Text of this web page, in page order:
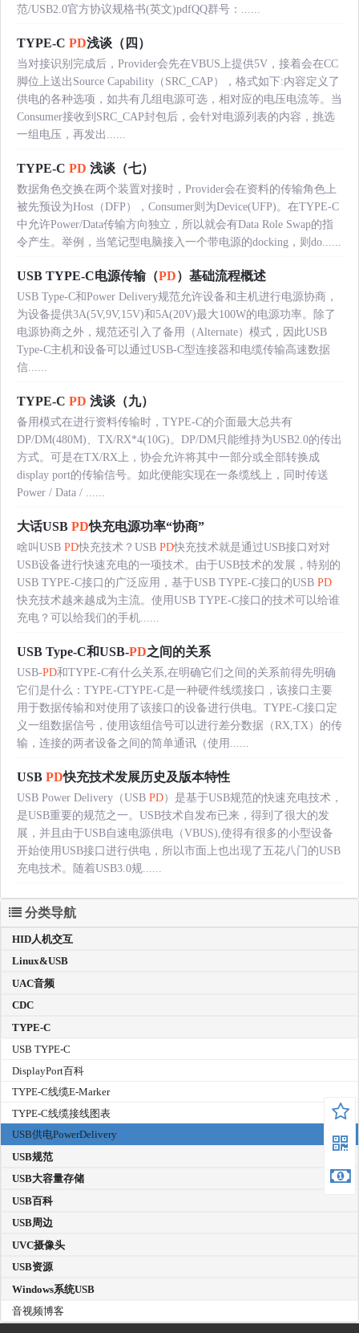
范/USB2.0官方协议规格书(英文)pdfQQ群号：......
TYPE-C PD浅谈（四）
当对接识别完成后，Provider会先在VBUS上提供5V，接着会在CC
脚位上送出Source Capability（SRC_CAP），格式如下:内容定义了
供电的各种选项，如共有几组电源可选，相对应的电压电流等。当
Consumer接收到SRC_CAP封包后，会针对电源列表的内容，挑选
一组电压，再发出......
TYPE-C PD 浅谈（七）
数据角色交换在两个装置对接时，Provider会在资料的传输角色上
被先预设为Host（DFP），Consumer则为Device(UFP)。在TYPE-C
中允许Power/Data传输方向独立，所以就会有Data Role Swap的指
令产生。举例，当笔记型电脑接入一个带电源的docking，则do......
USB TYPE-C电源传输（PD）基础流程概述
USB Type-C和Power Delivery规范允许设备和主机进行电源协商，
为设备提供3A(5V,9V,15V)和5A(20V)最大100W的电源功率。除了
电源协商之外，规范还引入了备用（Alternate）模式，因此USB
Type-C主机和设备可以通过USB-C型连接器和电缆传输高速数据
信......
TYPE-C PD 浅谈（九）
备用模式在进行资料传输时，TYPE-C的介面最大总共有
DP/DM(480M)、TX/RX*4(10G)。DP/DM只能维持为USB2.0的传出
方式。可是在TX/RX上，协会允许将其中一部分或全部转换成
display port的传输信号。如此便能实现在一条缆线上，同时传送
Power / Data / ......
大话USB PD快充电源功率“协商”
啥叫USB PD快充技术？USB PD快充技术就是通过USB接口对对
USB设备进行快速充电的一项技术。由于USB技术的发展，特别的
USB TYPE-C接口的广泛应用，基于USB TYPE-C接口的USB PD
快充技术越来越成为主流。使用USB TYPE-C接口的技术可以给谁
充电？可以给我们的手机......
USB Type-C和USB-PD之间的关系
USB-PD和TYPE-C有什么关系,在明确它们之间的关系前得先明确
它们是什么：TYPE-CTYPE-C是一种硬件线缆接口，该接口主要
用于数据传输和对使用了该接口的设备进行供电。TYPE-C接口定
义一组数据信号，使用该组信号可以进行差分数据（RX,TX）的传
输，连接的两者设备之间的简单通讯（使用......
USB PD快充技术发展历史及版本特性
USB Power Delivery（USB PD）是基于USB规范的快速充电技术，
是USB重要的规范之一。USB技术自发布已来，得到了很大的发
展，并且由于USB自速电源供电（VBUS),使得有很多的小型设备
开始使用USB接口进行供电，所以市面上也出现了五花八门的USB
充电技术。随着USB3.0规......
分类导航
HID人机交互
Linux&USB
UAC音频
CDC
TYPE-C
USB TYPE-C
DisplayPort百科
TYPE-C线缆E-Marker
TYPE-C线缆接线图表
USB供电PowerDelivery
USB规范
USB大容量存储
USB百科
USB周边
UVC摄像头
USB资源
Windows系统USB
音视频博客